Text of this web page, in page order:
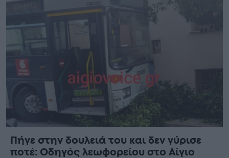
Πήγε στην δουλειά του και δεν γύρισε
ποτέ: Οδηγός λεωφορείου στο Αίγιο